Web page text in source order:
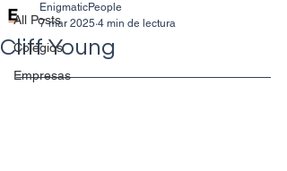
All Posts
Colegios
Empresas
Cliff Young
EnigmaticPeople
7 mar 2025 4 min de lectura